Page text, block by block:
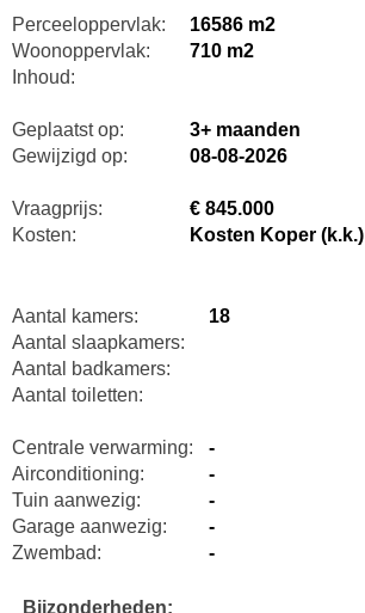
Perceeloppervlak:
16586 m2
Woonoppervlak:
710 m2
Inhoud:
Geplaatst op:
3+ maanden
Gewijzigd op:
08-08-2026
Vraagprijs:
€ 845.000
Kosten:
Kosten Koper (k.k.)
Aantal kamers:
18
Aantal slaapkamers:
Aantal badkamers:
Aantal toiletten:
Centrale verwarming:
-
Airconditioning:
-
Tuin aanwezig:
-
Garage aanwezig:
-
Zwembad:
-
Bijzonderheden: